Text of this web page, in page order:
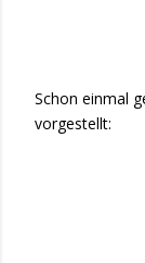
Schon einmal
vorgestellt: